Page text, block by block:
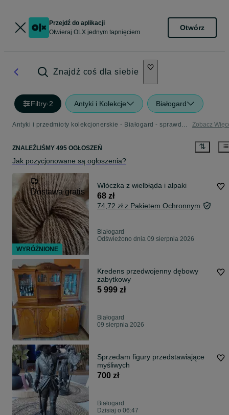
Przejdź do aplikacji
Otwieraj OLX jednym tapnięciem
Otwórz
Znajdź coś dla siebie
Filtry·2 Antyki i Kolekcje Białogard
Antyki i przedmioty kolekcjonerskie - Białogard - sprawdź ogłoszenia w Twojej okolicy Zobacz
ZNALEŹLIŚMY 495 OGŁOSZEŃ
Jak pozycjonowane są ogłoszenia?
Dostawa gratis
Włóczka z wielbłąda i alpaki
68 zł
74,72 zł z Pakietem Ochronnym
Białogard
Odświeżono dnia 09 sierpnia 2026
Kredens przedwojenny dębowy
zabytkowy
5 999 zł
Białogard
09 sierpnia 2026
Sprzedam figury przedstawiające
myśliwych
700 zł
Białogard
Dzisiaj o 06:47
WYRÓŻNIONE